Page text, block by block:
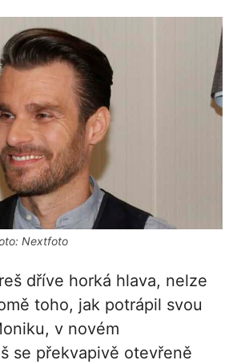
Nextfoto
dříve horká hlava, nelze
toho, jak potrápil svou
v novém
se překvapivě otevřeně